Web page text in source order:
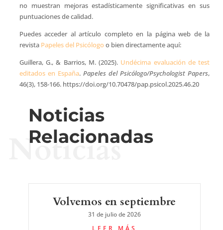
no muestran mejoras estadísticamente significativas en sus
puntuaciones de calidad.
Puedes acceder al artículo completo en la página web de la
revista Papeles del Psicólogo o bien directamente aquí:
Guillera, G., & Barrios, M. (2025). Undécima evaluación de test
editados en España.Papeles del Psicólogo/Psychologist Papers,
46(3), 158-166. https://doi.org/10.70478/pap.psicol.2025.46.20
Noticias
Relacionadas
Noticias
Volvemos en septiembre
31 de julio de 2026
LEER MÁS